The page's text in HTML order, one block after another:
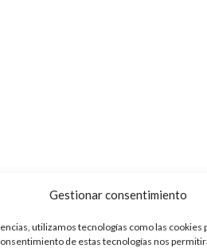
Gestionar consentimiento
utilizamos tecnologías como las cookies
de estas tecnologías nos